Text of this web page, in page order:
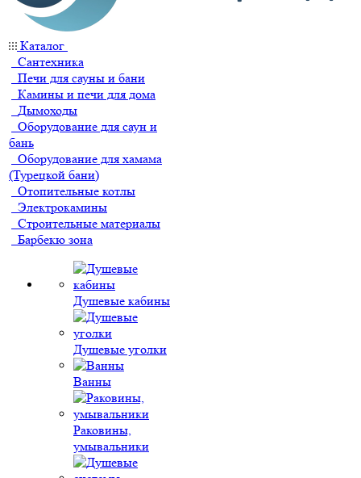
Каталог
Сантехника
Печи для сауны и бани
Камины и печи для дома
Дымоходы
Оборудование для саун и
бань
Оборудование для хамама
(Турецкой бани)
Отопительные котлы
Электрокамины
Строительные материалы
Барбекю зона
Душевые кабины
Душевые уголки
Ванны
Раковины,
умывальники